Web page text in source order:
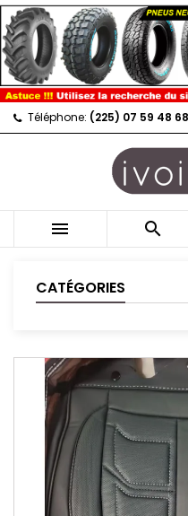
Téléphone: (225) 07 59 48
 
CATÉGORIES